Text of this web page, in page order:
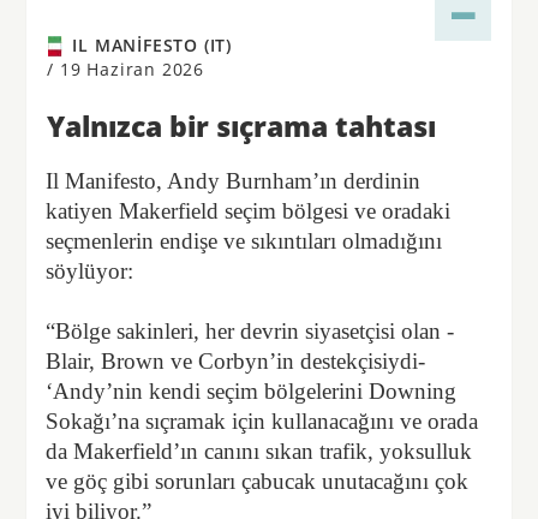
IL MANIFESTO (IT)
/ 19 Haziran 2026
Yalnızca bir sıçrama tahtası
Il Manifesto, Andy Burnham’ın derdinin
katiyen Makerfield seçim bölgesi ve oradaki
seçmenlerin endişe ve sıkıntıları olmadığını
söylüyor:
“Bölge sakinleri, her devrin siyasetçisi olan -
Blair, Brown ve Corbyn’in destekçisiydi-
‘Andy’nin kendi seçim bölgelerini Downing
Sokağı’na sıçramak için kullanacağını ve orada
da Makerfield’ın canını sıkan trafik, yoksulluk
ve göç gibi sorunları çabucak unutacağını çok
iyi biliyor.”